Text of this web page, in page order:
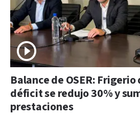
Balance de OSER:
déficit se redujo 30% y
prestaciones